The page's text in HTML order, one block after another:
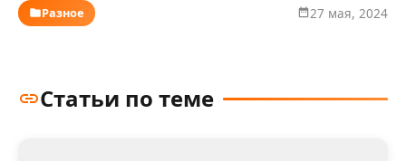
Разное 27 мая, 2024
Статьи по теме